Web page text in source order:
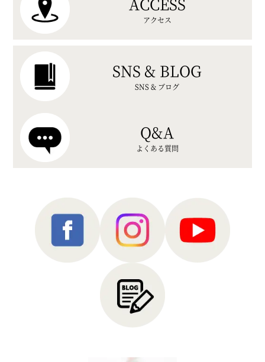
アクセス
SNS & BLOG
SNS & ブログ
Q&A
よくある質問